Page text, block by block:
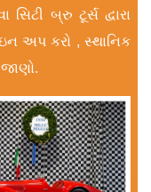
બ્રુ ટૂર્સ દ્વારા
અપ કરો , સ્થાનિક